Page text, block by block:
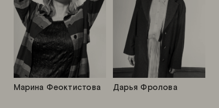
Марина Феоктистова Дарья Фролова